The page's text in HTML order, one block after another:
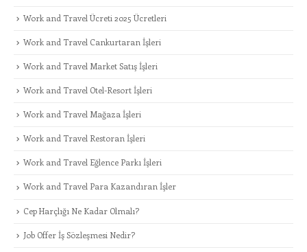
Work and Travel Ücreti 2025 Ücretleri
Work and Travel Cankurtaran İşleri
Work and Travel Market Satış İşleri
Work and Travel Otel-Resort İşleri
Work and Travel Mağaza İşleri
Work and Travel Restoran İşleri
Work and Travel Eğlence Parkı İşleri
Work and Travel Para Kazandıran İşler
Cep Harçlığı Ne Kadar Olmalı?
Job Offer İş Sözleşmesi Nedir?